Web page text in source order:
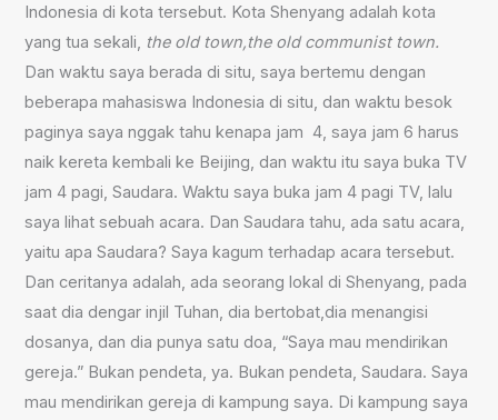
Indonesia di kota tersebut. Kota Shenyang adalah kota
yang tua sekali, the old town,the old communist town.
Dan waktu saya berada di situ, saya bertemu dengan
beberapa mahasiswa Indonesia di situ, dan waktu besok
paginya saya nggak tahu kenapa jam 4, saya jam 6 harus
naik kereta kembali ke Beijing, dan waktu itu saya buka TV
jam 4 pagi, Saudara. Waktu saya buka jam 4 pagi TV, lalu
saya lihat sebuah acara. Dan Saudara tahu, ada satu acara,
yaitu apa Saudara? Saya kagum terhadap acara tersebut.
Dan ceritanya adalah, ada seorang lokal di Shenyang, pada
saat dia dengar injil Tuhan, dia bertobat,dia menangisi
dosanya, dan dia punya satu doa, “Saya mau mendirikan
gereja.” Bukan pendeta, ya. Bukan pendeta, Saudara. Saya
mau mendirikan gereja di kampung saya. Di kampung saya